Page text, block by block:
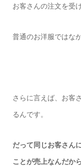
お客さんの注文を受
普通のお洋服ではな
さらに言えば、お客
るんです。
だって同じお客さん
ことが売上なんだから